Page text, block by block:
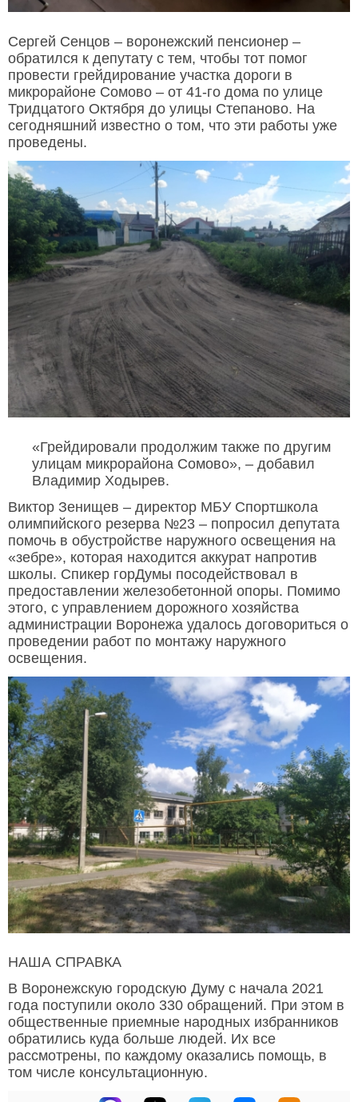
Сергей Сенцов – воронежский пенсионер –
обратился к депутату с тем, чтобы тот помог
провести грейдирование участка дороги в
микрорайоне Сомово – от 41-го дома по улице
Тридцатого Октября до улицы Степаново. На
сегодняшний известно о том, что эти работы уже
проведены.
«Грейдировали продолжим также по другим
улицам микрорайона Сомово», – добавил
Владимир Ходырев.
Виктор Зенищев – директор МБУ Спортшкола
олимпийского резерва №23 – попросил депутата
помочь в обустройстве наружного освещения на
«зебре», которая находится аккурат напротив
школы. Спикер горДумы посодействовал в
предоставлении железобетонной опоры. Помимо
этого, с управлением дорожного хозяйства
администрации Воронежа удалось договориться о
проведении работ по монтажу наружного
освещения.
НАША СПРАВКА
В Воронежскую городскую Думу с начала 2021
года поступили около 330 обращений. При этом в
общественные приемные народных избранников
обратились куда больше людей. Их все
рассмотрены, по каждому оказались помощь, в
том числе консультационную.